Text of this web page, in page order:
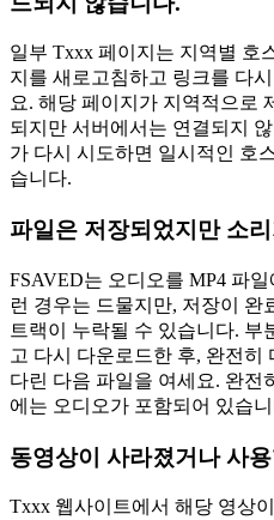
일부 Txxx 페이지는 지역별 호
지를 새로고침하고 링크를 다
요. 해당 페이지가 지역적으로
되지만 서버에서는 연결되지
가 다시 시도하면 일시적인 호
습니다.
파일은 저장되었지만 소
FSAVED는 오디오를 MP4 파
런 경우는 드물지만, 저장이 완
트랙이 누락될 수 있습니다.
고 다시 다운로드한 후, 완전히
다린 다음 파일을 여세요. 완전
에는 오디오가 포함되어 있습
동영상이 사라졌거나 사
Txxx 웹사이트에서 해당 영상